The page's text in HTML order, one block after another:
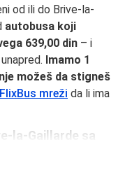
od ili do Brive-la-
autobusa koji
639,00 din – i
Imamo 1
možeš da stigneš
FlixBus mreži da li ima
la-Gaillarde sa